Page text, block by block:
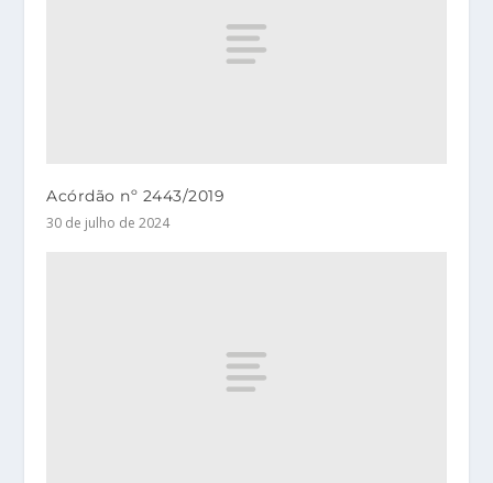
Acórdão nº 2443/2019
30 de julho de 2024